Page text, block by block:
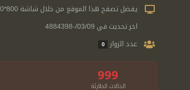
يفضل تصفح هذا الموقع من خلال شاشة 800*1280
اخر تحديث في 03/09/-4884398
عدد الزوار 0
999
الحالات الطارئة